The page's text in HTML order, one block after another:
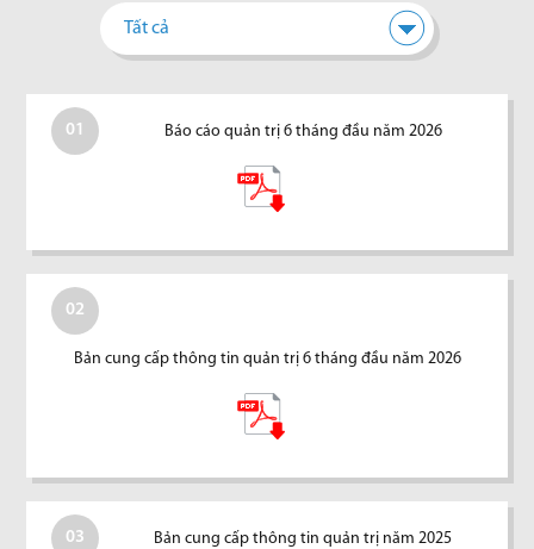
Tất cả
01 Báo cáo quản trị 6 tháng đầu năm 2026
02
Bản cung cấp thông tin quản trị 6 tháng đầu năm 2026
03 Bản cung cấp thông tin quản trị năm 2025